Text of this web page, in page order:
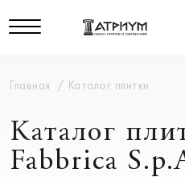
Главная Каталог плитки
Каталог
Fabbrica